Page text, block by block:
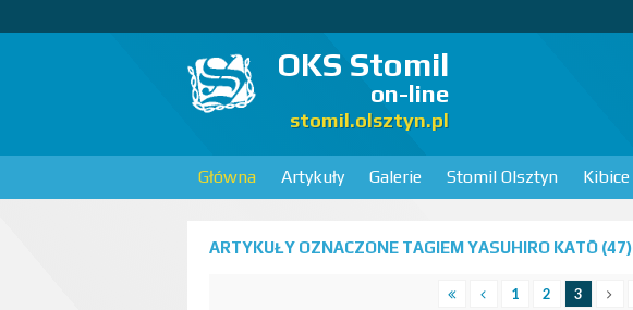
OKS Stomil
on-line
stomil.olsztyn.pl
Główna Artykuły Galerie Stomil Olsztyn Kibice
ARTYKUŁY OZNACZONE TAGIEM YASUHIRO KATŌ (47)
1 2 3